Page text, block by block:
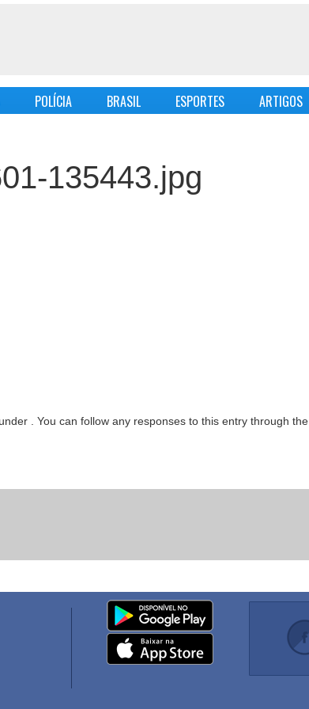
POLÍCIA BRASIL ESPORTES ARTIGOS
135443.jpg
. You can follow any responses to this entry through the